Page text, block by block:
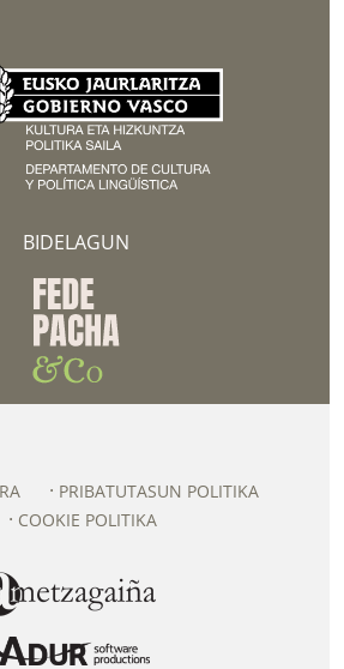
BIDELAGUN
PRIBATUTASUN POLITIKA
COOKIE POLITIKA